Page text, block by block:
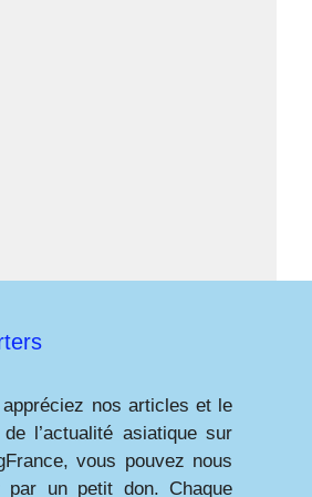
nos articles et le
de l’actualité asiatique sur
vous pouvez nous
par un petit don. Chaque